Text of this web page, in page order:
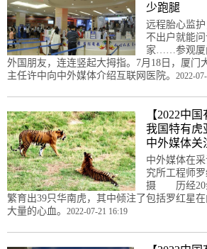
少跑腿
远程胎心监
不出户就能
家……参观厦
外国朋友，连连竖起大拇指。7月18日，厦门
主任许中向中外媒体介绍互联网医院。 2022-
【2022中
我国特有虎
中外媒体关
中外媒体在
究所工程师
摄 历经20
繁育出39只华南虎，其中倾注了包括罗红星
大量的心血。 2022-07-21 16:19